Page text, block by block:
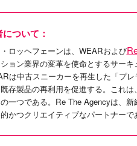
ついて：
ロッヘフェーンは、WEARおよび
ョン業界の変革を使命とするサー
は中古スニーカーを再生した「プ
存製品の再利用を促進する。これ
一つである。Re The Agencyは、新
かつクリエイティブなパートナーで